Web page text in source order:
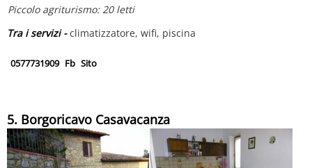
Piccolo agriturismo: 20 letti
Tra i servizi -climatizzatore, wifi, piscina
0577731909 Fb Sito
5. Borgoricavo Casavacanza